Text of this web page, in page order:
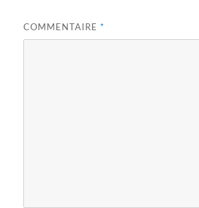
COMMENTAIRE*